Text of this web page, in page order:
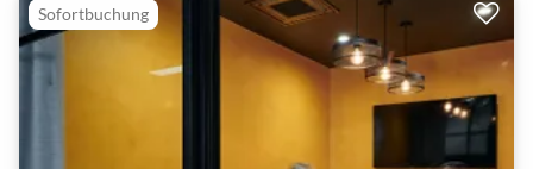
Sofortbuchung